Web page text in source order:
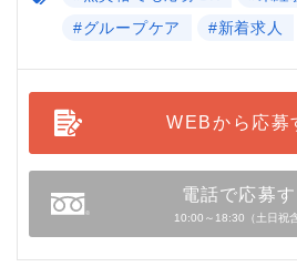
#グループケア
#新着求人
WEBから応募
電話で応募す
10:00～18:30（土日祝含